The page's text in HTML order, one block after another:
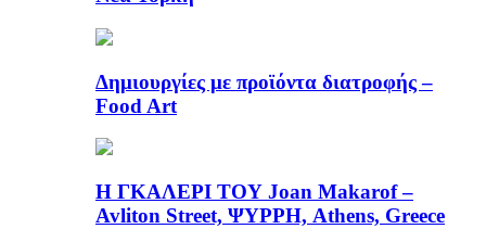
Δημιουργίες με προϊόντα διατροφής –
Food Art
Η ΓΚΑΛΕΡΙ ΤΟΥ Joan Makarof –
Avliton Street, ΨΥΡΡΗ, Athens, Greece